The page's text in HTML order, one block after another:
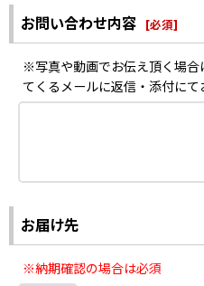
お問い合わせ内容 [必須]
※写真や動画でお伝え頂く場
てくるメールに返信・添付にて
お届け先
※納期確認の場合は必須